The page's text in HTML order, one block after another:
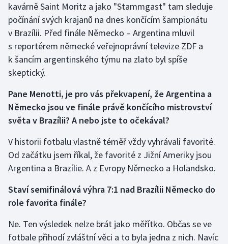
Golf
Gymnastika
Házená
Judo
Lezení
Moderní pětiboj
Motorsport
kavárně Saint Moritz a jako "Stammgast" tam sleduje
počínání svých krajanů na dnes končícím šampionátu
v Brazílii. Před finále Německo – Argentina mluvil
s reportérem německé veřejnoprávní televize ZDF a
k šancím argentinského týmu na zlato byl spíše
skeptický.
Pane Menotti, je pro vás překvapení, že Argentina a
Německo jsou ve finále právě končícího mistrovství
světa v Brazílii? A nebo jste to očekával?
V historii fotbalu vlastně téměř vždy vyhrávali favorité.
Od začátku jsem říkal, že favorité z Jižní Ameriky jsou
Argentina a Brazílie. A z Evropy Německo a Holandsko.
Staví semifinálová výhra 7:1 nad Brazílii Německo do
role favorita finále?
Ne. Ten výsledek nelze brát jako měřítko. Občas se ve
fotbale přihodí zvláštní věci a to byla jedna z nich. Navíc